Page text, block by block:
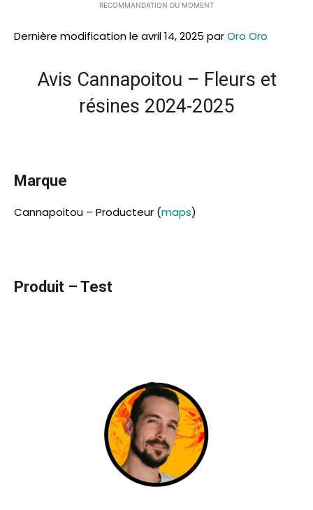
RECOMMANDATION DU MOMENT
Dernière modification le avril 14, 2025 parOro Oro
Avis Cannapoitou – Fleurs et
résines 2024-2025
Marque
Cannapoitou – Producteur (maps)
Produit – Test